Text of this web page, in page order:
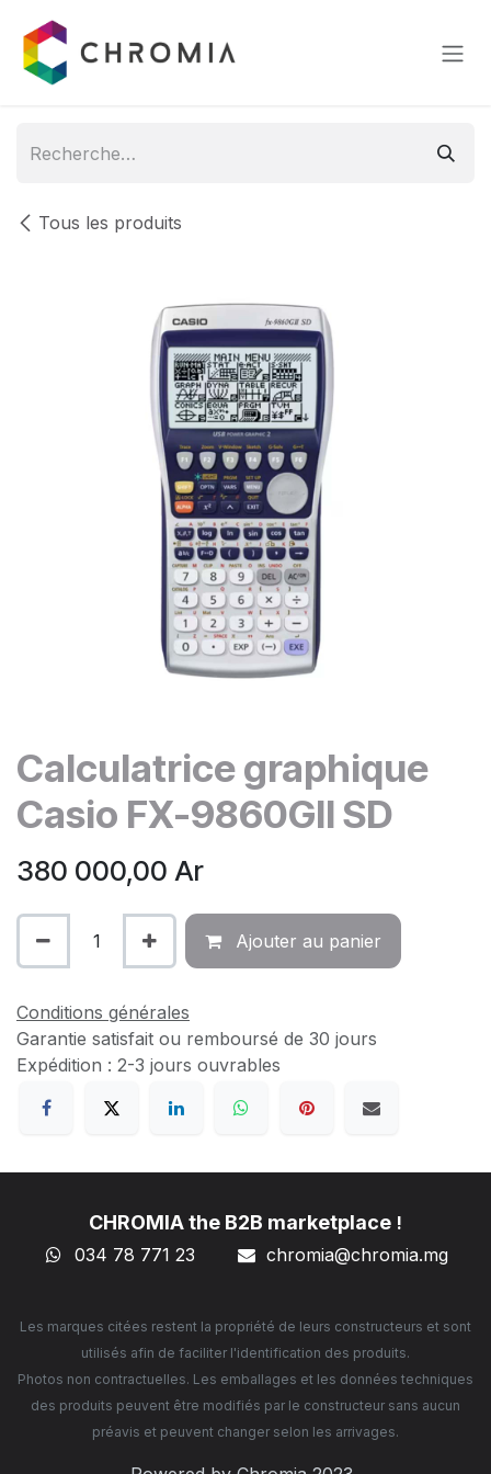
Tous les produits
Calculatrice graphique
Casio FX-9860GII SD
380 000,00 Ar
Ajouter au panier
Conditions générales
Garantie satisfait ou remboursé de 30 jours
Expédition : 2-3 jours ouvrables
CHROMIA the B2B marketplace !
034 78 771 23
chromia@chromia.mg
Les marques citées restent la propriété de leurs constructeurs et sont
utilisés afin de faciliter l'identification des produits.
Photos non contractuelles. Les emballages et les données techniques
des produits peuvent être modifiés par le constructeur sans aucun
préavis et peuvent changer selon les arrivages.